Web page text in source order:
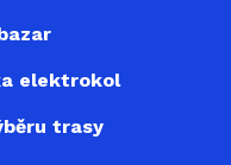
elektrokol
trasy